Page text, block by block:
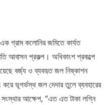
গ্রাম কলোনির জমিতে কার্যত
আবাসন প্রকল্প। অধিকাংশ প্রকল্পে
বর্জ্য ও ব্যবহৃত জল নিষ্কাশন
ভূগর্ভস্থ জল দেদার তুলে ব্যবহারের
আক্ষেপ, “এত এত টাকা লগ্নি